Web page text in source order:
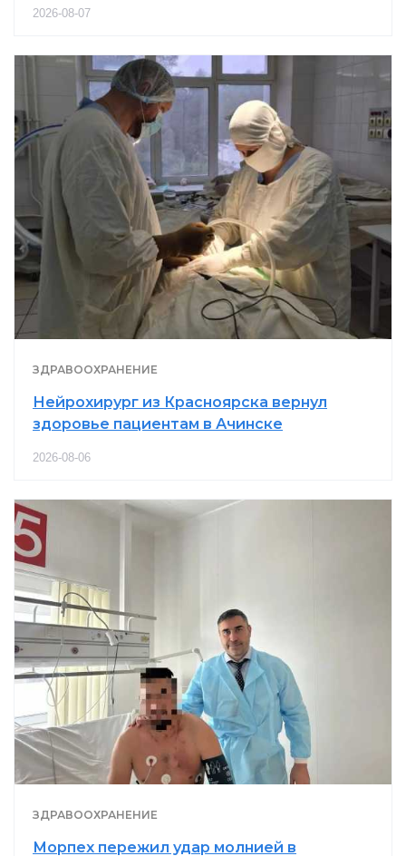
2026-08-07
ЗДРАВООХРАНЕНИЕ
Нейрохирург из Красноярска вернул
здоровье пациентам в Ачинске
2026-08-06
ЗДРАВООХРАНЕНИЕ
Морпех пережил удар молнией в